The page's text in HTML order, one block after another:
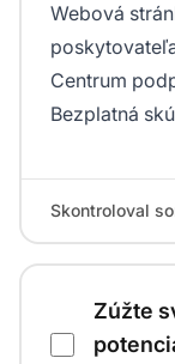
Webová
Centrum
Bezplatná
Skontroloval
Zúžte